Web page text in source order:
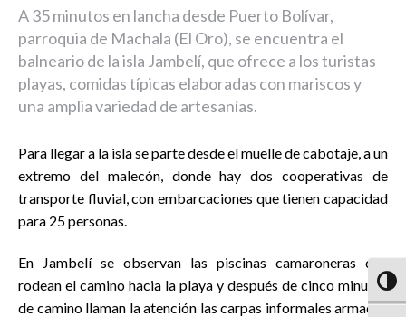
A 35 minutos en lancha desde Puerto Bolívar,
parroquia de Machala (El Oro), se encuentra el
balneario de la isla Jambelí, que ofrece a los turistas
playas, comidas típicas elaboradas con mariscos y
una amplia variedad de artesanías.
Para llegar a la isla se parte desde el muelle de cabotaje, a un
extremo del malecón, donde hay dos cooperativas de
transporte fluvial, con embarcaciones que tienen capacidad
para 25 personas.
En Jambelí se observan las piscinas camaroneras que
rodean el camino hacia la playa y después de cinco minutos
de camino llaman la atención las carpas informales armadas